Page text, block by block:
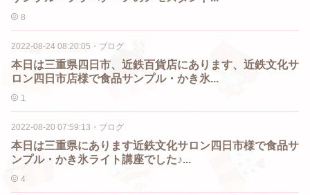
8
2022-08-24 08:20:05 ・ ブログ
本日は三重県四日市、近鉄百貨店にあります、近鉄文化サ
ロン四日市店様で食品サンプル・かき氷...
1
2022-08-20 07:59:13 ・ ブログ
本日は三重県にあります近鉄文化サロン四日市様で食品サ
ンプル・かき氷ライト講座でした♪...
4